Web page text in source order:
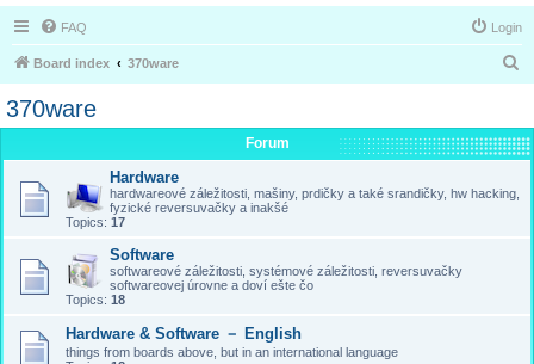
FAQ Login
Board index 370ware
r
370ware
Forum
Hardware
hardwareové záležitosti, mašiny, prdičky a také srandičky, hw hacking,
fyzické reversuvačky a inakšé
Topics: 17
Software
softwareové záležitosti, systémové záležitosti, reversuvačky
softwareovej úrovne a doví ešte čo
Topics: 18
Hardware & Software － English
things from boards above, but in an international language